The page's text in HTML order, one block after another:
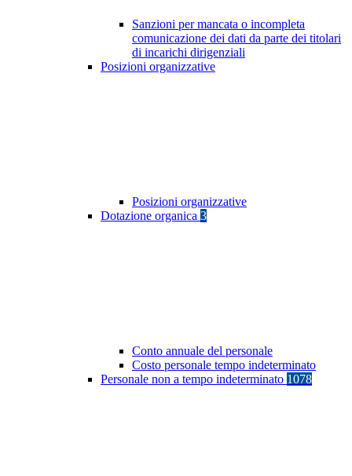
Sanzioni per mancata o incompleta
comunicazione dei dati da parte dei titolari
di incarichi dirigenziali
Posizioni organizzative
Posizioni organizzative
Dotazione organica 3
Conto annuale del personale
Costo personale tempo indeterminato
Personale non a tempo indeterminato 1078